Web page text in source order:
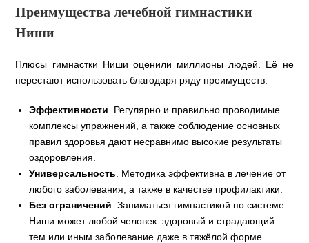
Преимущества лечебной гимнастики
Ниши
Плюсы гимнастки Ниши оценили миллионы людей. Её не
перестают использовать благодаря ряду преимуществ:
Эффективности . Регулярно и правильно проводимые
комплексы упражнений, а также соблюдение основных
правил здоровья дают несравнимо высокие результаты
оздоровления.
Универсальность . Методика эффективна в лечение от
любого заболевания, а также в качестве профилактики.
Без ограничений . Заниматься гимнастикой по системе
Ниши может любой человек: здоровый и страдающий
тем или иным заболевание даже в тяжёлой форме.